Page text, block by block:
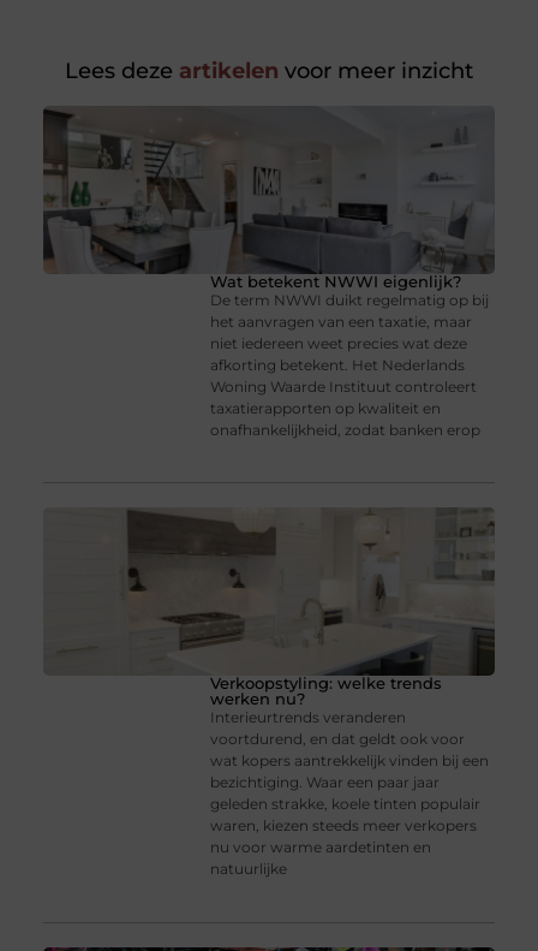
Lees deze artikelen voor meer inzicht
Wat betekent NWWI eigenlijk?
De term NWWI duikt regelmatig op bij
het aanvragen van een taxatie, maar
niet iedereen weet precies wat deze
afkorting betekent. Het Nederlands
Woning Waarde Instituut controleert
taxatierapporten op kwaliteit en
onafhankelijkheid, zodat banken erop
Verkoopstyling: welke trends
werken nu?
Interieurtrends veranderen
voortdurend, en dat geldt ook voor
wat kopers aantrekkelijk vinden bij een
bezichtiging. Waar een paar jaar
geleden strakke, koele tinten populair
waren, kiezen steeds meer verkopers
nu voor warme aardetinten en
natuurlijke